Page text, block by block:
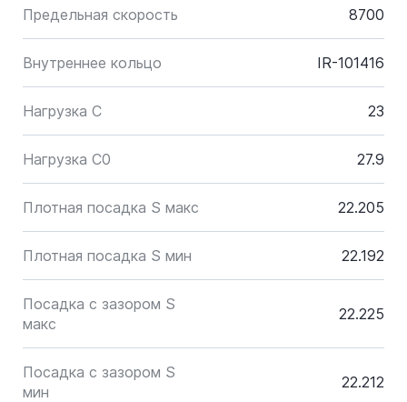
Предельная скорость 8700
Внутреннее кольцо IR-101416
Нагрузка C 23
Нагрузка C0 27.9
Плотная посадка S макс 22.205
Плотная посадка S мин 22.192
Посадка с зазором S
макс
22.225
Посадка с зазором S
мин
22.212